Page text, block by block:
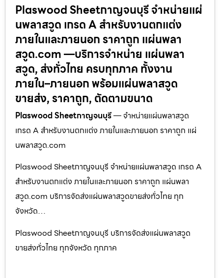
Plaswood Sheetกาญจนบุรี จำหน่ายแผ่
นพลาสวูด เกรด A สำหรับงานตกแต่ง
ภายในและภายนอก ราคาถูก แผ่นพลา
สวูด.com —บริการจำหน่าย แผ่นพลา
สวูด, ส่งทั่วไทย ครบทุกภาค ทั้งงาน
ภายใน–ภายนอก พร้อมแผ่นพลาสวูด
ขายส่ง, ราคาถูก, ตัดตามขนาด
Plaswood Sheetกาญจนบุรี— จำหน่ายแผ่นพลาสวูด
เกรด A สำหรับงานตกแต่ง ภายในและภายนอก ราคาถูก แผ่
นพลาสวูด.com
Plaswood Sheetกาญจนบุรี จำหน่ายแผ่นพลาสวูด เกรด A
สำหรับงานตกแต่ง ภายในและภายนอก ราคาถูก แผ่นพลา
สวูด.com บริการจัดส่งแผ่นพลาสวูดขายส่งทั่วไทย ทุก
จังหวัด…
Plaswood Sheetกาญจนบุรี บริการจัดส่งแผ่นพลาสวูด
ขายส่งทั่วไทย ทุกจังหวัด ทุกภาค